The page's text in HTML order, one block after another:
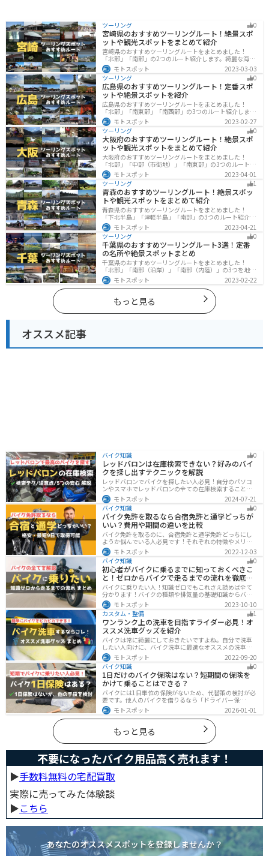
ツーリング 0
宮崎県のおすすめツーリングルート！絶景スポ
ットや観光スポットをまとめて紹介
宮崎県のおすすめツーリングルートをまとめました！
「北部」「南部」の2つのルート紹介します。綺麗な海岸
線が特徴的な海・自然豊かな山・趣のある神社を満喫す
るツーリングができます。バイクで宮崎県にツーリング
に行く際は参考にしてください。
モトスポット
2023-03-03
ツーリング
0
広島県のおすすめツーリングルート！定番スポ
ットや絶景スポットを紹介
広島県のおすすめツーリングルートをまとめました！
「北部」「南東部」「南西部」の3つのルート紹介しま
す。自然豊かな山と海だけでなく、歴史的価値のある建
造物も多数あるので、飽きることなくツーリングを堪能
できます。バイクで広島県にツーリングに行く際は参考
にしてください。
モトスポット
2023-02-27
ツーリング
0
大阪府のおすすめツーリングルート！絶景スポ
ットや観光スポットをまとめて紹介
大阪府のおすすめツーリングルートをまとめました！
「北部」「中部（市街地）」「南東部」の3つのルート紹
介します。歴史と近代が融合した魅力的なエリアで様々
な楽しみ方ができます。バイクで大阪府にツーリングに
行く際は参考にしてください。
モトスポット
2023-04-01
ツーリング
1
青森のおすすめツーリングルート！絶景スポッ
トや観光スポットをまとめて紹介
青森県のおすすめツーリングルートをまとめました！
「下北半島」「津軽半島」「南部」の3つのルート紹介し
ます。自然に恵まれた風光明媚な景色や歴史文化に触れ
られる観光スポットが多くあります。バイクで青森県に
ツーリングに行く際は参考にしてください。
モトスポット
2023-04-21
ツーリング
0
千葉県のおすすめツーリングルート3選！定番
の名所や絶景スポットまとめ
千葉県のおすすめツーリングルートをまとめました！
「北部」「南部（沿岸）」「南部（内陸）」の3つを地域
別で紹介します！千葉は首都圏からのアクセスも良く、
海と山どちらも堪能できるのでツーリングには最適な場
所です。
モトスポット 2023-02-22
もっと見る
オススメ記事
バイク知識 0
レッドバロンは在庫検索できない？好みのバイ
クを探し出すテクニックを解説
レッドバロンでバイクを探したい人必見！自分のパソコ
ンやスマホでレッドバロンの全ての在庫検索することは
不可能です。自分に合ったバイクを探すためには、店舗
に行きイントラネットで探してもらう必要があります。
その際の注意点や自分に合ったバイクを見つけるテクニ
ックをまとめました。
モトスポット
2024-07-21
バイク知識
0
バイク免許を取るなら合宿免許と通学どっちが
いい？費用や期間の違いを比較
バイク免許を取るのに、合宿免許と通学免許どっちにし
ようか悩んでいる人必見です！それぞれの特徴やメリッ
トデメリットをまとめました。早く安く免許取得したい
なら合宿免許、他人と関わらず取りたいなら通学免許が
オススメです。自分に合った免許取得方法を選んでくだ
さいね。
モトスポット
2022-12-03
バイク知識
0
初心者がバイクに乗るまでに知っておくべきこ
と！ゼロからバイクで走るまでの流れを徹底解
説
バイクに乗りたい人！知識ゼロでもこれさえ読めば全て
分かります！バイクの種類や排気量の基礎知識からバイ
クの選び方、免許の取り方、購入、納車、その後のバイ
クライフまで全てサポートします！
モトスポット
2023-10-10
カスタム・整備
1
ワンランク上の洗車を目指すライダー必見！オ
ススメ洗車グッズを紹介
バイクは常に綺麗にしておきたいですよね。自分で洗車
したい人向けに、バイク洗車に最適なオススメの洗車グ
ッズを紹介します。汚れを落とすシャンプーからツヤを
出すワックスまで全て紹介します。自分でバイク洗車を
しようと思っている方は参考にしてください。
モトスポット
2022-09-20
バイク知識
0
1日だけのバイク保険はない？短期間の保険を
かけて乗ることはできる？
バイクには1日単位の保険がないため、代替策の検討が必
要です。他人のバイクを借りるなら「ドライバー保
険」、125cc以下で家族が車持ちなら「ファミリーバイク
特約」、自身のバイクなら「バイク保険の短期加入」が
有効です。手間を省くなら、任意保険込みの「レンタル
バイク」も選べます。
モトスポット 2026-01-01
もっと見る
不要になったバイク用品高く売れます！
▶︎手数料無料の宅配買取
実際に売ってみた体験談
▶︎こちら
あなたのオススメスポットを登録しませんか？